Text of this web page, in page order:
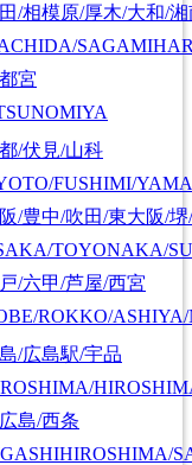
/相模原/厚木/大和/湘
宮
/伏見/山科
FUSHIMI/
/豊中/吹田/東大阪/
TOYONAKA/
/六甲/芦屋/西宮
ROKKO/
/広島駅/宇品
島/西条